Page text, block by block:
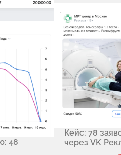
48
Кейс: 78
через VK